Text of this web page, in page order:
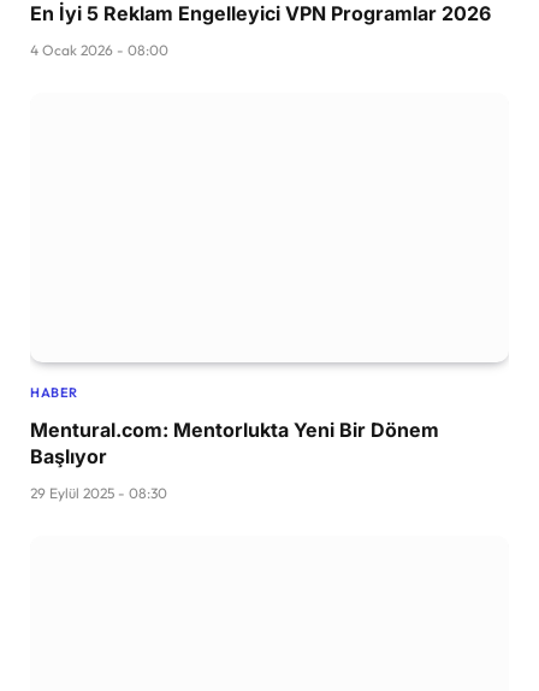
En İyi 5 Reklam Engelleyici VPN Programlar 2026
4 Ocak 2026 - 08:00
HABER
Mentural.com: Mentorlukta Yeni Bir Dönem
Başlıyor
29 Eylül 2025 - 08:30